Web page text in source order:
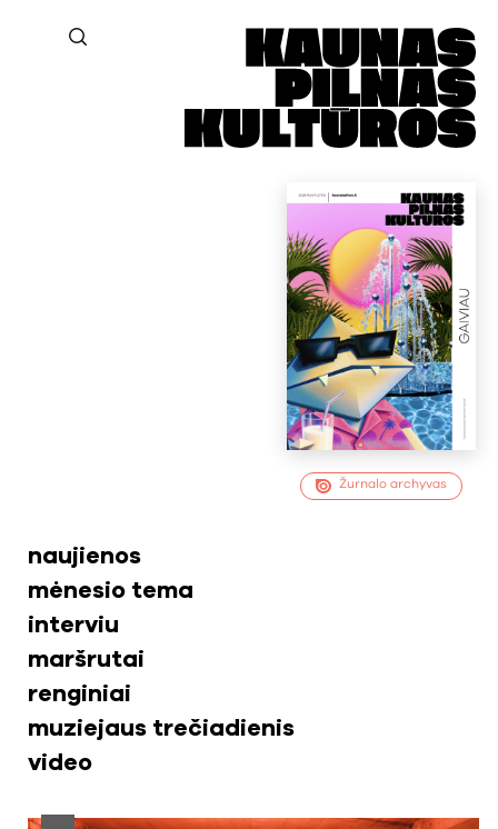
Žurnalo archyvas
naujienos
mėnesio tema
interviu
maršrutai
renginiai
muziejaus trečiadienis
video